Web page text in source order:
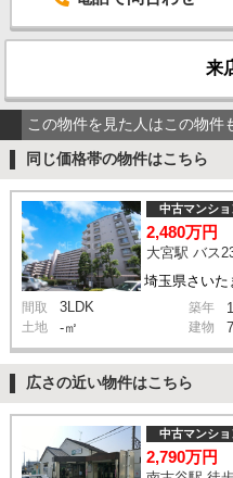
来
この物件を見た人はこの物件
同じ価格帯の物件はこちら
中古マンショ
2,480万円
間取 3LDK 築年
土地 -㎡ 建物
広さの近い物件はこちら
中古マンショ
2,790万円